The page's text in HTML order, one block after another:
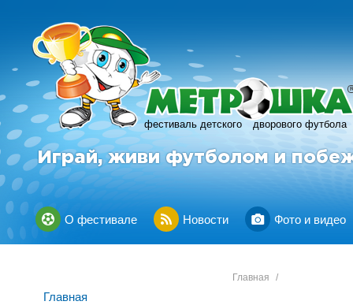
фестиваль детского дворового футбола
R
Играй, живи футболом и
О фестивале Новости Фото и видео
Главная
Главная /